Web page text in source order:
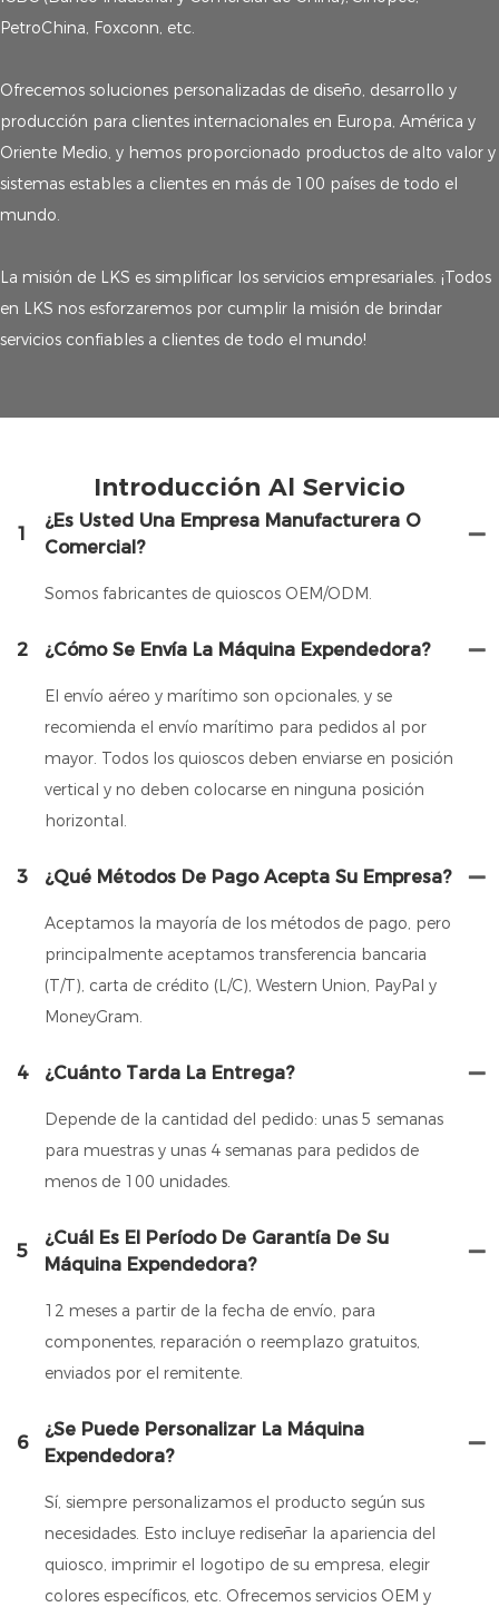
PetroChina, Foxconn, etc.
Ofrecemos soluciones personalizadas de diseño, desarrollo y
producción para clientes internacionales en Europa, América y
Oriente Medio, y hemos proporcionado productos de alto valor y
sistemas estables a clientes en más de 100 países de todo el
mundo.
La misión de LKS es simplificar los servicios empresariales. ¡Todos
en LKS nos esforzaremos por cumplir la misión de brindar
servicios confiables a clientes de todo el mundo!
Introducción Al Servicio
1
¿Es Usted Una Empresa Manufacturera O
Comercial?
Somos fabricantes de quioscos OEM/ODM.
2 ¿Cómo Se Envía La Máquina Expendedora?
El envío aéreo y marítimo son opcionales, y se
recomienda el envío marítimo para pedidos al por
mayor. Todos los quioscos deben enviarse en posición
vertical y no deben colocarse en ninguna posición
horizontal.
3 ¿Qué Métodos De Pago Acepta Su Empresa?
Aceptamos la mayoría de los métodos de pago, pero
principalmente aceptamos transferencia bancaria
(T/T), carta de crédito (L/C), Western Union, PayPal y
MoneyGram.
4 ¿Cuánto Tarda La Entrega?
Depende de la cantidad del pedido: unas 5 semanas
para muestras y unas 4 semanas para pedidos de
menos de 100 unidades.
5
¿Cuál Es El Período De Garantía De Su
Máquina Expendedora?
12 meses a partir de la fecha de envío, para
componentes, reparación o reemplazo gratuitos,
enviados por el remitente.
6
¿Se Puede Personalizar La Máquina
Expendedora?
Sí, siempre personalizamos el producto según sus
necesidades. Esto incluye rediseñar la apariencia del
quiosco, imprimir el logotipo de su empresa, elegir
colores específicos, etc. Ofrecemos servicios OEM y